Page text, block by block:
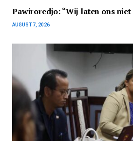
Pawiroredjo: “Wij laten ons
AUGUST 7, 2026